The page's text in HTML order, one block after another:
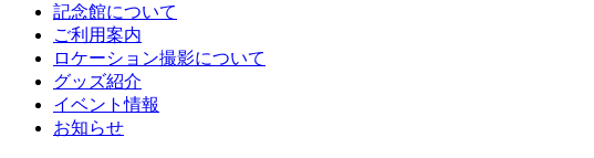
記念館について
ご利用案内
ロケーション撮影について
グッズ紹介
イベント情報
お知らせ